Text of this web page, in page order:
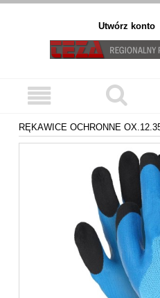
Utwórz konto
RĘKAWICE OCHRONNE